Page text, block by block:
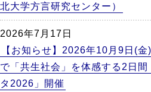
北大学方言研究センター）
2026年7月17日
【お知らせ】2026年10月9日(
で「共生社会」を体感する2日
タ2026」開催